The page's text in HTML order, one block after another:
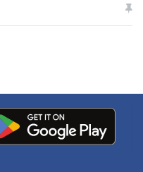
में धक्का… आरोपियों ने